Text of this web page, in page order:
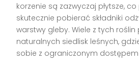
korzenie są zazwyczaj płytsze,
skutecznie pobierać składniki
warstwy gleby. Wiele z tych roślin
naturalnych siedlisk leśnych,
sobie z ograniczonym dostępem